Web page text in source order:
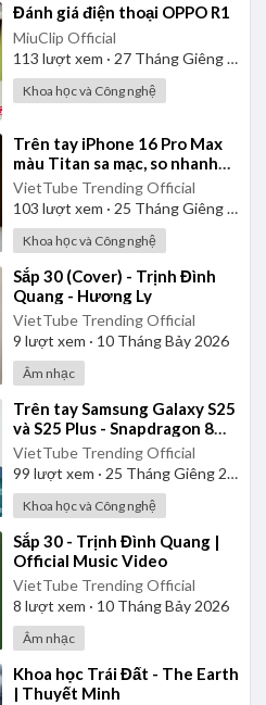
⁣Đánh giá điện thoại OPPO R1
MiuClip Official
113 lượt xem · 27 Tháng Giêng 2025
Khoa học và Công nghệ
⁣Trên tay iPhone 16 Pro Max
màu Titan sa mạc, so nhanh
với iPhone 15 Pro Max
VietTube Trending Official
103 lượt xem · 25 Tháng Giêng 2025
Khoa học và Công nghệ
⁣Sắp 30 (Cover) - Trịnh Đình
Quang - Hương Ly
VietTube Trending Official
9 lượt xem · 10 Tháng Bảy 2026
Âm nhạc
⁣Trên tay Samsung Galaxy S25
và S25 Plus - Snapdragon 8
Elite, 12GB RAM, thiết kế nhẹ
hơn
VietTube Trending Official
99 lượt xem · 25 Tháng Giêng 2025
Khoa học và Công nghệ
⁣Sắp 30 - Trịnh Đình Quang |
Official Music Video
VietTube Trending Official
8 lượt xem · 10 Tháng Bảy 2026
Âm nhạc
⁣Khoa học Trái Đất - The Earth
| Thuyết Minh